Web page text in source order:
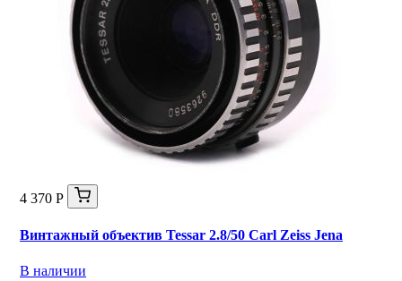
4 370 Р
Винтажный объектив Tessar 2.8/50 Carl Zeiss Jena
В наличии